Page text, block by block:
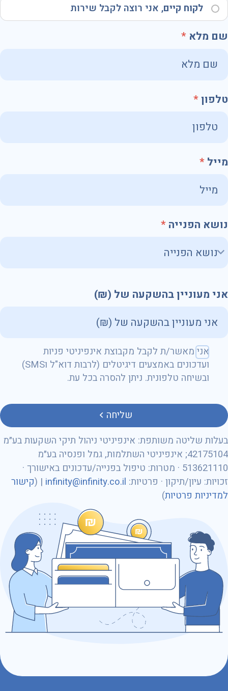
לקוח קיים, אני רוצה לקבל שירות
שם מלא
טלפון
מייל
נושא הפנייה
אני מעוניין בהשקעה של (₪)
שם מלא
טלפון
מספר ת״ז
כתובת דוא״ל
נושא הפנייה
אני מאשר/ת לקבל מקבוצת אינפיניטי פניות
ועדכונים באמצעים דיגיטלים (לרבות דוא"ל וSMS)
ובשיחה טלפונית. ניתן להסרה בכל עת.
שליחה
בעלות שליטה משותפת: אינפיניטי ניהול תיקי השקעות בע״מ
42175104; אינפיניטי השתלמות, גמל ופנסיה בע״מ
513621110 · מטרות: טיפול בפנייה/עדכונים באישורך ·
זכויות: עיון/תיקון · פרטיות: infinity@infinity.co.il
| (קישור
למדיניות פרטיות)